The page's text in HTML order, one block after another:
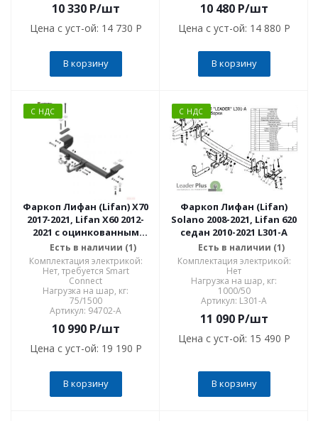
10 330P/шт
Цена с уст-ой: 14 730 P
В корзину
10 480P/шт
Цена с уст-ой: 14 880 P
В корзину
С НДС
Фаркоп Лифан (Lifan) X70
2017-2021, Lifan X60 2012-
2021 с оцинкованным
шаром 94702-A
Есть в наличии (1)
Комплектация электрикой:
Нет, требуется Smart
Connect
Нагрузка на шар, кг:
75/1500
Артикул: 94702-A
10 990P/шт
Цена с уст-ой: 19 190 P
В корзину
С НДС
Фаркоп Лифан (Lifan)
Solano 2008-2021, Lifan 620
седан 2010-2021 L301-A
Есть в наличии (1)
Комплектация электрикой:
Нет
Нагрузка на шар, кг:
1000/50
Артикул: L301-A
11 090P/шт
Цена с уст-ой: 15 490 P
В корзину